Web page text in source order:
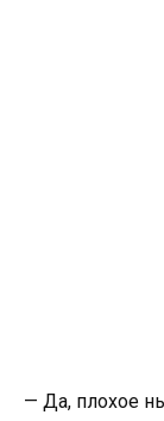
— Да, плохое